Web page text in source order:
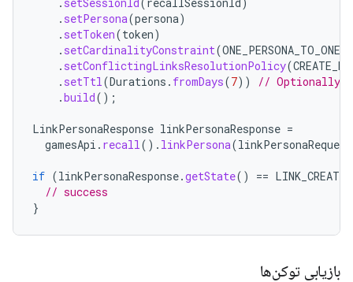
. setPersona(persona)
. setToken(token)
. setCardinalityConstraint(
. setConflictingLinksResolutionPolicy(
. setTtl(Durations . fromDays(7))
// Optionally
.build();
LinkPersonaResponse linkPersonaResponse =
gamesApi . recall(). linkPersona(linkPersonaRequest
if (linkPersonaResponse.getState() == LINK_CREATED
// success
}
بازیابی توکن‌ها